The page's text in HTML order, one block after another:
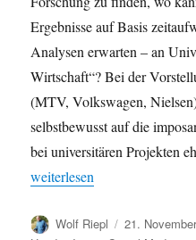
mit
dem
Ergebnisse auf Basis
Analysen erwarten – an
Wirtschaft“? Bei der
(MTV, Volkswagen,
selbstbewusst auf die
bei universitären Projekten
„Von Crewsers, Funatics
weiterlesen
Autor
Wolf Riepl
Veröffentlicht
21.